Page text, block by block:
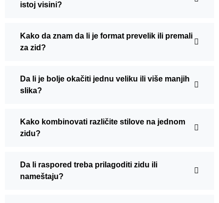
istoj visini?
Kako da znam da li je format prevelik ili premali
za zid?
Da li je bolje okačiti jednu veliku ili više manjih
slika?
Kako kombinovati različite stilove na jednom
zidu?
Da li raspored treba prilagoditi zidu ili
nameštaju?